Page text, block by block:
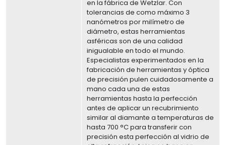
en la fábrica de Wetzlar. Con
tolerancias de como máximo 3
nanómetros por milímetro de
diámetro, estas herramientas
asféricas son de una calidad
inigualable en todo el mundo.
Especialistas experimentados en la
fabricación de herramientas y óptica
de precisión pulen cuidadosamente a
mano cada una de estas
herramientas hasta la perfección
antes de aplicar un recubrimiento
similar al diamante a temperaturas de
hasta 700 °C para transferir con
precisión esta perfección al vidrio de